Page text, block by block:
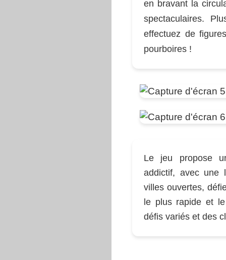
en bravant la
spectaculaires.
effectuez de
pourboires !
Le jeu propose
addictif, avec une
villes ouvertes,
le plus rapide et
défis variés et des